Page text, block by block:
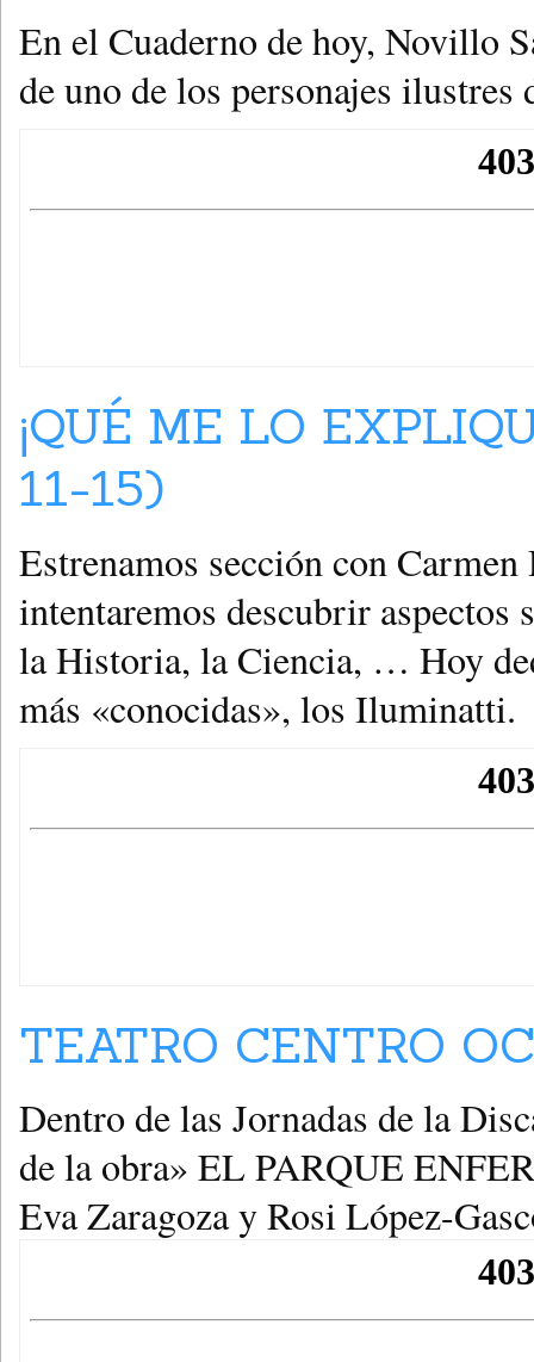
En el Cuaderno de hoy, Novillo
de uno de los personajes
¡QUÉ ME LO
11-15)
Estrenamos sección con
intentaremos descubrir aspectos
la Historia, la Ciencia, … Hoy
más «conocidas», los Iluminatti.
TEATRO CENTRO
Dentro de las Jornadas de la
de la obra» EL PARQUE
Eva Zaragoza y Rosi López-